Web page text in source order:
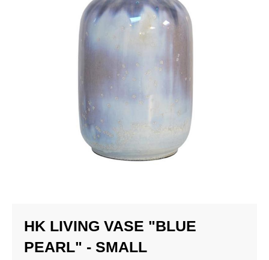
HK LIVING VASE "BLUE
PEARL" - SMALL